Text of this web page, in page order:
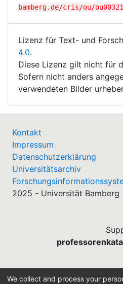
bamberg.de/cris/ou/ou00321
Lizenz für Text- und
4.0.
Diese Lizenz gilt nicht für
Sofern nicht anders
verwendeten Bilder
Kontakt
Impressum
Datenschutzerklärung
Universitätsarchiv
2025 - Universität Bamberg
We collect and process your